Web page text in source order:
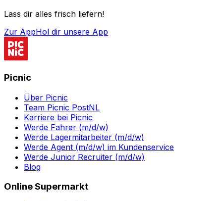
Lass dir alles frisch liefern!
Zur AppHol dir unsere App
Picnic
Über Picnic
Team Picnic PostNL
Karriere bei Picnic
Werde Fahrer (m/d/w)
Werde Lagermitarbeiter (m/d/w)
Werde Agent (m/d/w) im Kundenservice
Werde Junior Recruiter (m/d/w)
Blog
Online Supermarkt